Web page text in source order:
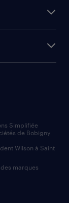
Simplifiée
de Bobigny
Wilson à Saint
marques